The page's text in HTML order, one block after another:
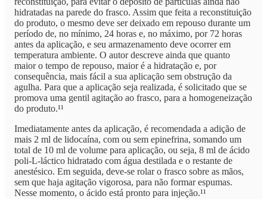
hidratadas na parede do frasco. Assim que feita a reconstituição
do produto, o mesmo deve ser deixado em repouso durante um
período de, no mínimo, 24 horas e, no máximo, por 72 horas
antes da aplicação, e seu armazenamento deve ocorrer em
temperatura ambiente. O autor descreve ainda que quanto
maior o tempo de repouso, maior é a hidratação e, por
consequência, mais fácil a sua aplicação sem obstrução da
agulha. Para que a aplicação seja realizada, é solicitado que se
promova uma gentil agitação ao frasco, para a homogeneização
do produto.¹¹
Imediatamente antes da aplicação, é recomendada a adição de
mais 2 ml de lidocaína, com ou sem epinefrina, somando um
total de 10 ml de volume para aplicação, ou seja, 8 ml de ácido
poli-L-láctico hidratado com água destilada e o restante de
anestésico. Em seguida, deve-se rolar o frasco sobre as mãos,
sem que haja agitação vigorosa, para não formar espumas.
Nesse momento, o ácido está pronto para injeção.¹¹